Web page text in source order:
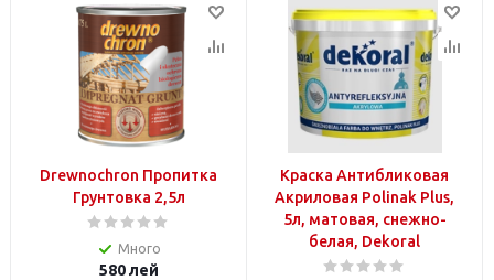
Drewnochron Пропитка
Грунтовка 2,5л
Много
580лей
Краска Антибликовая
Акриловая Polinak Plus,
5л, матовая, снежно-
белая, Dekoral